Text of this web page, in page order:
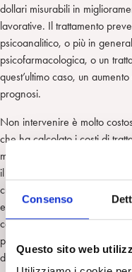
Consenso
Questo sito web
dollari misurabili in
lavorative. Il trattamento
psicoanalitico, o più in
psicofarmacologica, o un
quest’ultimo caso, un
prognosi.
Non intervenire è molto
che ha calcolato i costi di
miglioramento della salute in
il di 15 anni, 2016-2030,
cure per la depressione e per
economica globale di un
carico delle famiglie, dei
perdono finanziariamente
datori di lavoro soffrono